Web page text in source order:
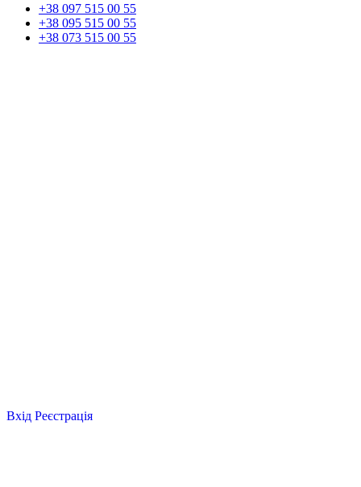
+38 097 515 00 55
+38 095 515 00 55
+38 073 515 00 55
Вхід Реєстрація